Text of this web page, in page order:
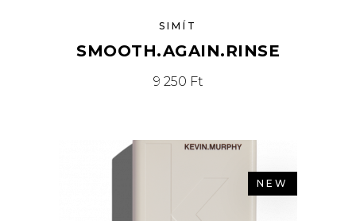
SIMÍT
SMOOTH.AGAIN.RINSE
9 250 Ft
NEW